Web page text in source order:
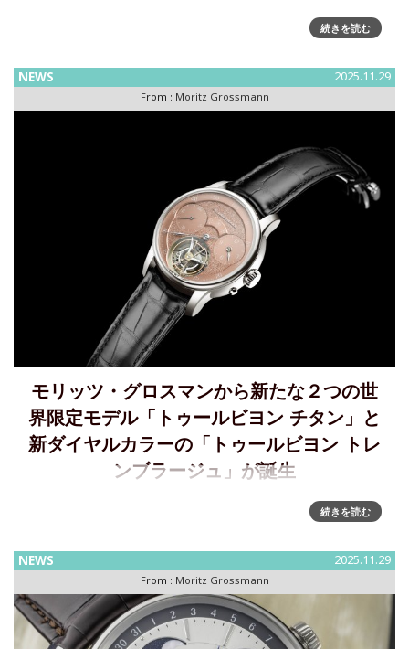
モリッツ・グロスマン生誕200周年を記念するアニバーサリー
コレクション第１弾「ハマティック シルバーフリクション」
計職人モリッツ・グロスマンの生誕200周年を迎える2026年
は
続きを読む
NEWS 2025.11.29
From : Moritz Grossmann
モリッツ・グロスマンから新たな２つの世
界限定モデル「トゥールビヨン チタン」と
新ダイヤルカラーの「トゥールビヨン トレ
ンブラージュ」が誕生
トゥールビヨン機構を搭載した2つの世界限定モデル～「トゥ
ールビヨン チタン」と「トゥールビヨン トレンブラージュ」
「トゥールビヨン チタン」と新しいダイヤルカラーを採用し
た「トゥール
続きを読む
NEWS 2025.11.29
From : Moritz Grossmann